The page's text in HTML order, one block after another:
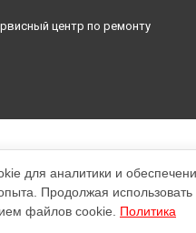
центр по ремонту
для аналитики и
Продолжая использовать
файлов cookie. Политика